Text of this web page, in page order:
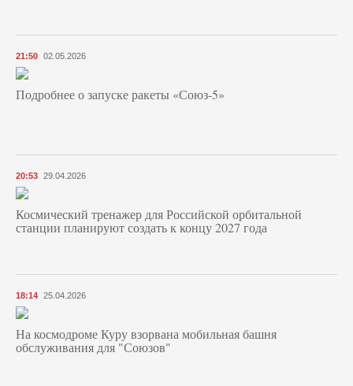
21:50 02.05.2026
Подробнее о запуске ракеты «Союз‑5»
20:53 29.04.2026
Космический тренажер для Российской орбитальной
станции планируют создать к концу 2027 года
18:14 25.04.2026
На космодроме Куру взорвана мобильная башня
обслуживания для "Союзов"